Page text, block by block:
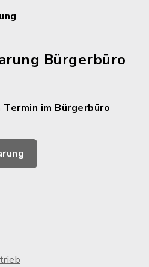
Bürgerbüro
im Bürgerbüro